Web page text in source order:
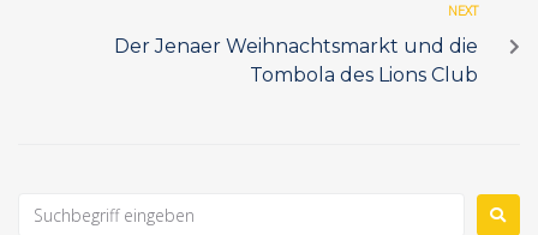
NEXT
Der Jenaer Weihnachtsmarkt und die
Tombola des Lions Club